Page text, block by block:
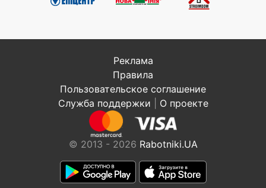
Реклама
Правила
Пользовательское соглашение
Служба поддержки
О проекте
© 2013 - 2026 Rabotniki.UA